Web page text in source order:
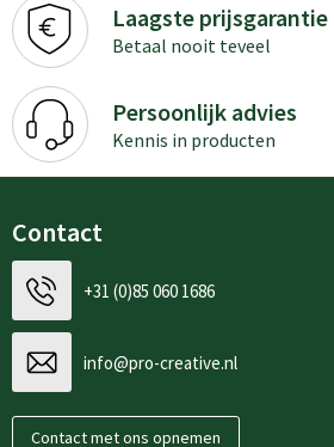
Laagste prijsgarantie
Betaal nooit teveel
Persoonlijk advies
Kennis in producten
Contact
+31 (0)85 060 1686
info@pro-creative.nl
Contact met ons opnemen